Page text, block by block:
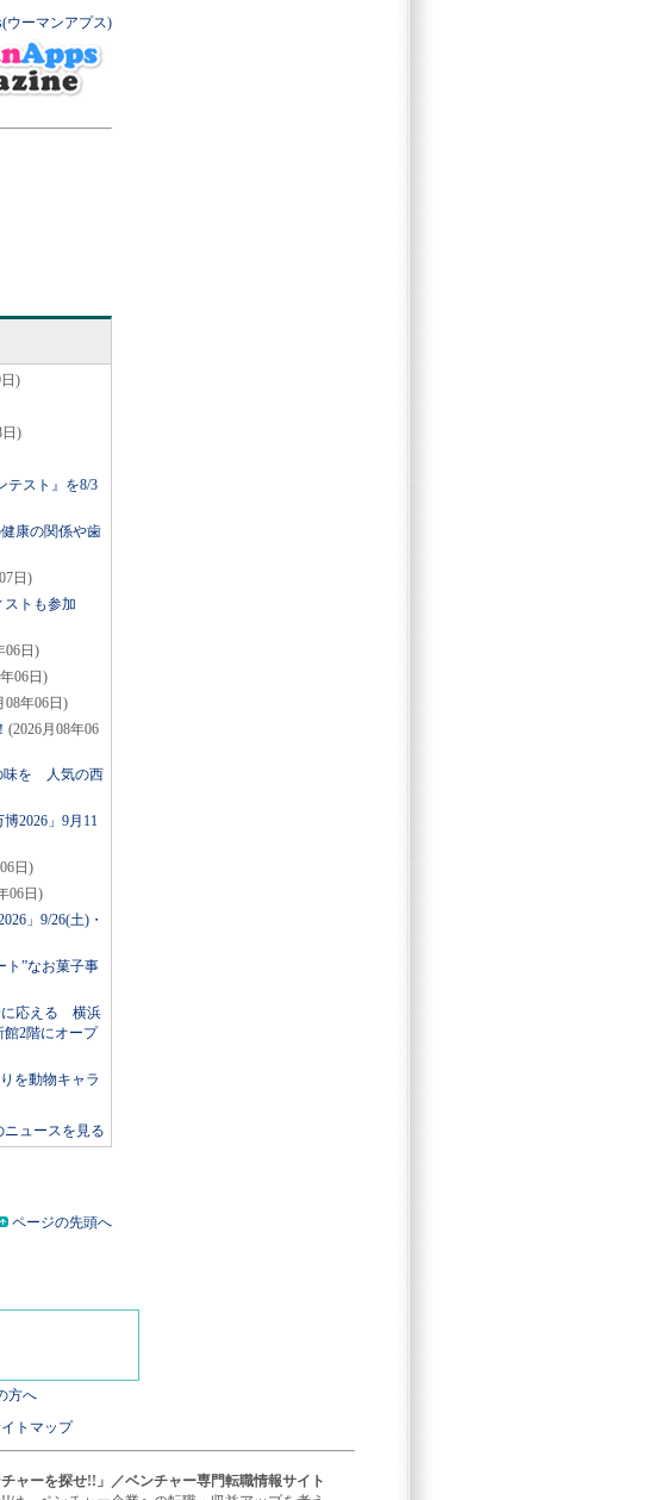
ウーマンアプス)
)
日)
テスト』を8/3
康の関係や歯
日)
ストも参加
06日)
06日)
08年06日)
(2026月08年06
味を 人気の西
2026」9月11
日)
06日)
」9/26(土)・
ト”なお菓子事
に応える 横浜
2階にオープ
を動物キャラ
ニュースを見る
ページの先頭へ
方へ
トマップ
チャーを探せ!!」／ベンチャー専門転職情報サイト